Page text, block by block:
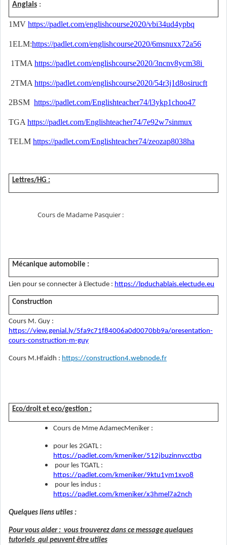
Anglais:
1MV https://padlet.com/englishcourse2020/vbi34ud4ypbq
1ELM:https://padlet.com/englishcourse2020/6msnuxx72a56
1TMA https://padlet.com/englishcourse2020/3ncnv8ycm38i
2TMA https://padlet.com/englishcourse2020/54r3j1d8osirucft
2BSM https://padlet.com/Englishteacher74/l3ykp1choo47
TGA https://padlet.com/Englishteacher74/7e92w7sinmux
TELM https://padlet.com/Englishteacher74/zeozap8038ha
Lettres/HG :
Cours de Madame Pasquier :
Mécanique automobile :
Lien pour se connecter à Electude : https://lpduchablais.electude.eu
Construction
Cours M. Guy :
https://view.genial.ly/5fa9c71f84006a0d0070bb9a/presentation-
cours-construction-m-guy
Cours M.Hfaidh : https://construction4.webnode.fr
Eco/droit et eco/gestion :
Cours de Mme AdamecMeniker :
pour les 2GATL :
https://padlet.com/kmeniker/512jbuzinnvcctbq
pour les TGATL :
https://padlet.com/kmeniker/9ktu1ym1xvo8
pour les indus :
https://padlet.com/kmeniker/x3hmel7a2nch
Quelques liens utiles :
Pour vous aider : vous trouverez dans ce message quelques
tutoriels qui peuvent être utiles